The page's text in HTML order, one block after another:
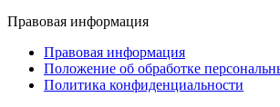
Правовая информация
Правовая информация
Положение об обработке
Политика конфиденциальности